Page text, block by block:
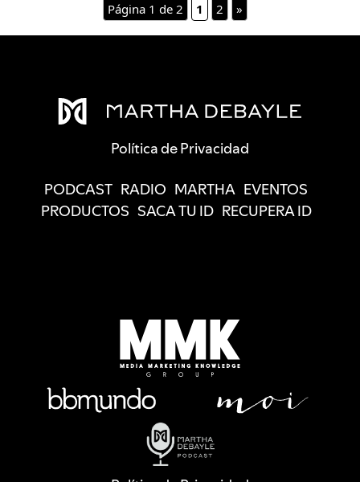
Página 1 de 2 1 2 »
Política de Privacidad
PODCAST RADIO MARTHA EVENTOS
PRODUCTOS SACA TU ID RECUPERA ID